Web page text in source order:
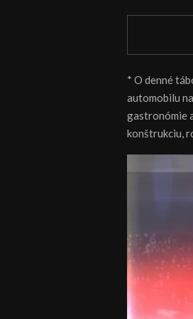
* O denné
automobilu
gastronómie
konštrukciu,
o
p
r
h